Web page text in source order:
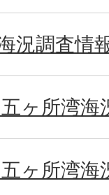
況調査情
ヶ所湾海
ヶ所湾海